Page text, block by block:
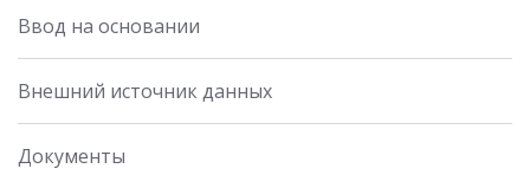
Ввод на основании
Внешний источник данных
Документы